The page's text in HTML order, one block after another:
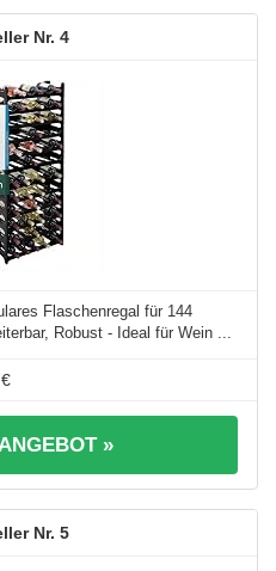
4
Flaschenregal für 144
Robust - Ideal für Wein ...
»
5